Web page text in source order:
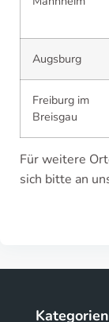
Augsburg
Freiburg im
Breisgau
Für weitere
sich bitte an
Kategorien